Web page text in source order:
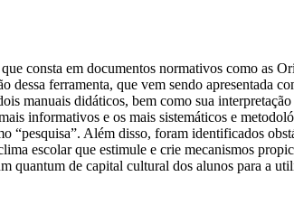
consta em documentos normativos como as
ferramenta, que vem sendo apresentada
manuais didáticos, bem como sua
informativos e os mais sistemáticos e
“pesquisa”. Além disso, foram identificados
escolar que estimule e crie mecanismos
quantum de capital cultural dos alunos para a